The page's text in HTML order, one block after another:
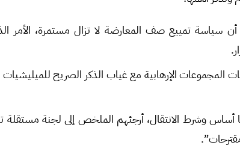
أن سياسة تمييع صف المعارضة لا تزال مستمرة،
المجموعات الإرهابية مع غياب الذكر الصريح للميليشيات
هما أساس وشرط الانتقال، أرجئهم الملخص إلى لجنة مستقلة